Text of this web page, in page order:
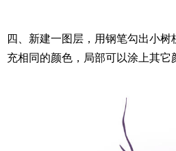
四、新建一图层，用钢笔勾出小
充相同的颜色，局部可以涂上其它